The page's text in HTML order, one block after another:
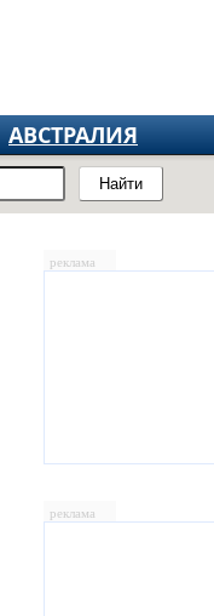
Найти
АВСТРАЛИЯ
реклама
реклама